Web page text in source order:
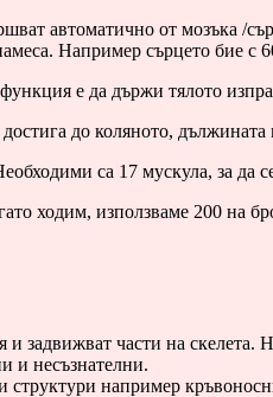
автоматично от мозъка /
Например сърцето бие
е да държи тялото
до коляното,
са 17 мускула, за да
ходим, използваме 200 на
и задвижват части на скелета.
и несъзнателни.
структури например